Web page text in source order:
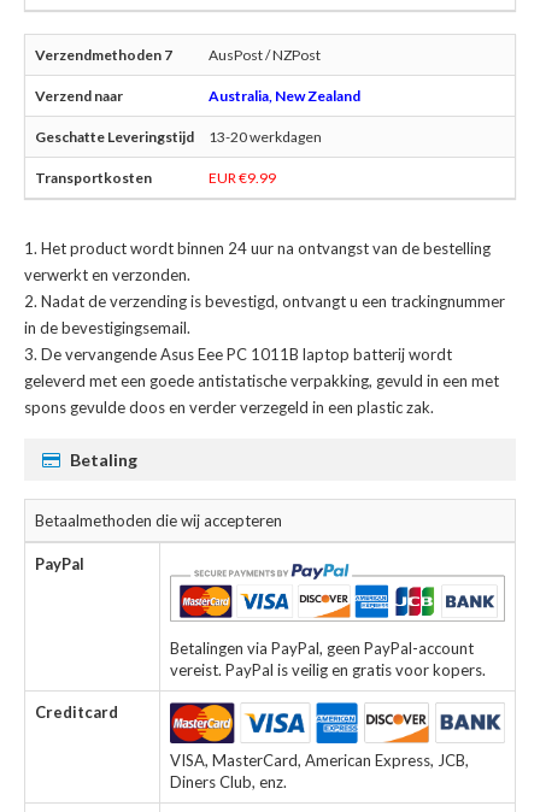
AusPost / NZPost
Australia, New Zealand
13-20 werkdagen
EUR €9.99
Het product wordt binnen 24 uur na ontvangst van de bestelling
verwerkt en verzonden.
Nadat de verzending is bevestigd, ontvangt u een trackingnummer
in de bevestigingsemail.
Devervangende Asus Eee PC 1011B laptop batterijwordt
geleverd met een goede antistatische verpakking, gevuld in een met
spons gevulde doos en verder verzegeld in een plastic zak.
Betaling
Betaalmethoden die wij accepteren
PayPal
Betalingen via PayPal, geen PayPal-account
vereist. PayPal is veilig en gratis voor kopers.
Creditcard
VISA, MasterCard, American Express, JCB,
Diners Club, enz.